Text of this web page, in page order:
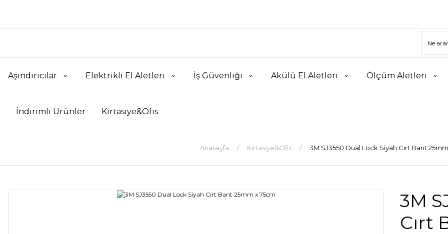
Aşındırıcılar Elektrikli El Aletleri İş Güvenliği Akülü El Aletleri Ölçüm Aletleri
İndirimli Ürünler Kırtasiye&Ofis
Anasayfa Kırtasiye&Ofis 3M SJ3550 Dual Lock Siyah Cırt Bant
3M
Cırt